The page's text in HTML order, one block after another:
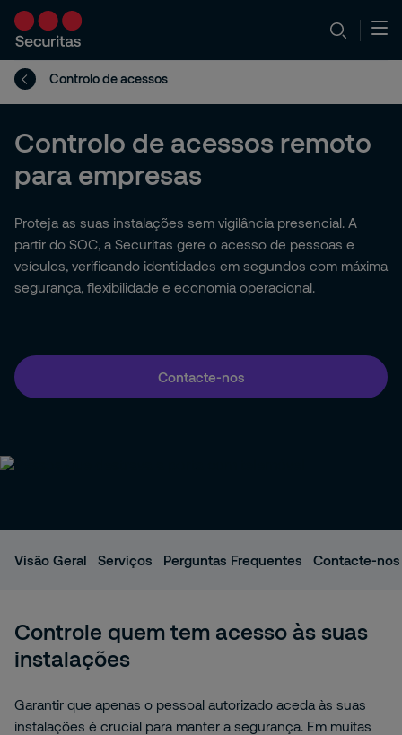
Controlo de acessos
Controlo de acessos remoto
para empresas
Proteja as suas instalações sem vigilância presencial. A
partir do SOC, a Securitas gere o acesso de pessoas e
veículos, verificando identidades em segundos com máxima
segurança, flexibilidade e economia operacional.
Contacte-nos
Visão Geral Serviços Perguntas Frequentes Contacte‑nos
Controle quem tem acesso às suas
instalações
Garantir que apenas o pessoal autorizado aceda às suas
instalações é crucial para manter a segurança. Em muitas